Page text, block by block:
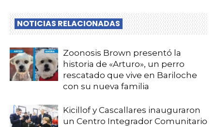
NOTICIAS RELACIONADAS
Zoonosis Brown presentó la
historia de «Arturo», un perro
rescatado que vive en Bariloche
con su nueva familia
Kicillof y Cascallares inauguraron
un Centro Integrador Comunitario